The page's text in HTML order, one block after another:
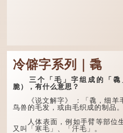
冷僻字系列｜毳
三个「毛」字组成的「毳
脆），有什么意思？
《说文解字》 ：「毳，细羊
鸟兽的毛发，或由毛织成的制品。
人体表面，例如手臂等部位生
又叫「寒毛」、「汗毛」。